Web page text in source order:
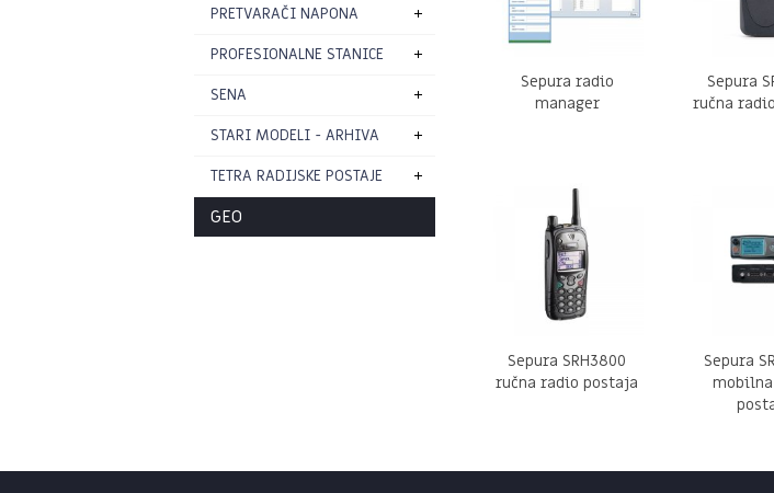
PRETVARAČI NAPONA
PROFESIONALNE STANICE
SENA
STARI MODELI - ARHIVA
TETRA RADIJSKE POSTAJE
GEO
Sepura radio
manager
Sepura
ručna
Sepura SRH3800
ručna radio postaja
Sepura